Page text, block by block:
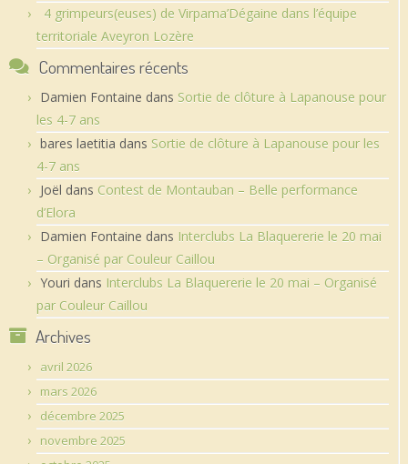
4 grimpeurs(euses) de Virpama’Dégaine dans l’équipe
territoriale Aveyron Lozère
Commentaires récents
Damien Fontaine dans Sortie de clôture à Lapanouse pour
les 4-7 ans
bares laetitia dans Sortie de clôture à Lapanouse pour les
4-7 ans
Joël dans Contest de Montauban – Belle performance
d’Elora
Damien Fontaine dans Interclubs La Blaquererie le 20 mai
– Organisé par Couleur Caillou
Youri dans Interclubs La Blaquererie le 20 mai – Organisé
par Couleur Caillou
Archives
avril 2026
mars 2026
décembre 2025
novembre 2025